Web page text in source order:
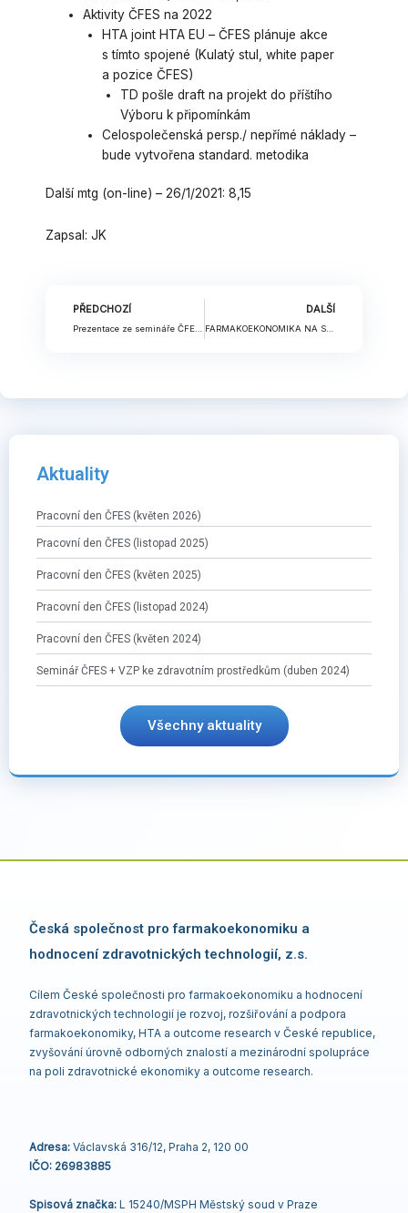
Aktivity ČFES na 2022
HTA joint HTA EU – ČFES plánuje akce
s tímto spojené (Kulatý stul, white paper
a pozice ČFES)
TD pošle draft na projekt do příštího
Výboru k připomínkám
Celospolečenská persp./ nepřímé náklady –
bude vytvořena standard. metodika
Další mtg (on-line) – 26/1/2021: 8,15
Zapsal: JK
Prev
PŘEDCHOZÍ
Prezentace ze semináře ČFES: Celospolečenská perspektiva, nepřímé náklady a náklady spojené se ztrátou produktivity.
DALŠÍ
FARMAKOEKONOMIKA NA SLOVENSKU XLII. – prezentace ČFES
Aktuality
Pracovní den ČFES (květen 2026)
Pracovní den ČFES (listopad 2025)
Pracovní den ČFES (květen 2025)
Pracovní den ČFES (listopad 2024)
Pracovní den ČFES (květen 2024)
Seminář ČFES + VZP ke zdravotním prostředkům (duben 2024)
Všechny aktuality
Česká společnost pro farmakoekonomiku a
hodnocení zdravotnických technologií, z.s.
Cílem České společnosti pro farmakoekonomiku a hodnocení
zdravotnických technologií je rozvoj, rozšiřování a podpora
farmakoekonomiky, HTA a outcome research v České republice,
zvyšování úrovně odborných znalostí a mezinárodní spolupráce
na poli zdravotnické ekonomiky a outcome research.
Adresa: Václavská 316/12, Praha 2, 120 00
IČO: 26983885
Spisová značka: L 15240/MSPH Městský soud v Praze